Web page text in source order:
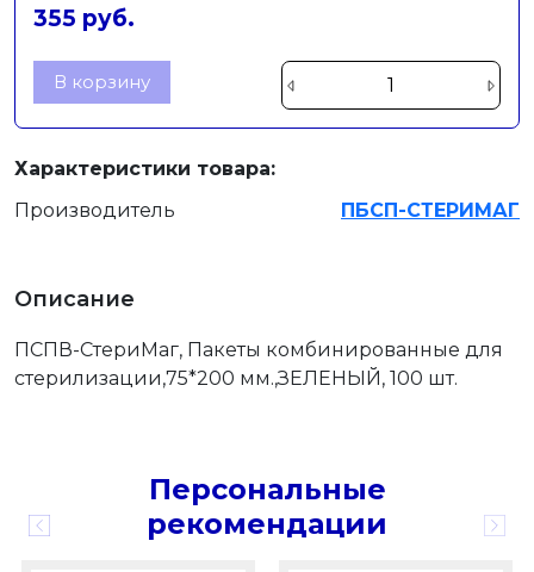
355 руб.
В корзину
Характеристики товара:
Производитель
ПБСП-СТЕРИМАГ
Описание
ПСПВ-СтериМаг, Пакеты комбинированные для
стерилизации,75*200 мм.,ЗЕЛЕНЫЙ, 100 шт.
Персональные
рекомендации